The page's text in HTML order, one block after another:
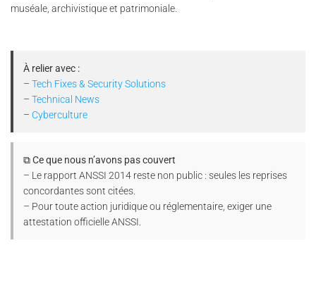
muséale, archivistique et patrimoniale.
À relier avec :
–Tech Fixes & Security Solutions
–Technical News
– Cyberculture
⧉ Ce que nous n’avons pas couvert
– Le rapport ANSSI 2014 reste non public : seules les reprises
concordantes sont citées.
– Pour toute action juridique ou réglementaire, exiger une
attestation officielle ANSSI.